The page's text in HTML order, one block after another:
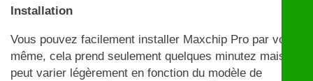
Installation
Vous pouvez facilement installer Maxchip Pro par vous-
même, cela prend seulement quelques minutez mais
peut varier légèrement en fonction du modèle de